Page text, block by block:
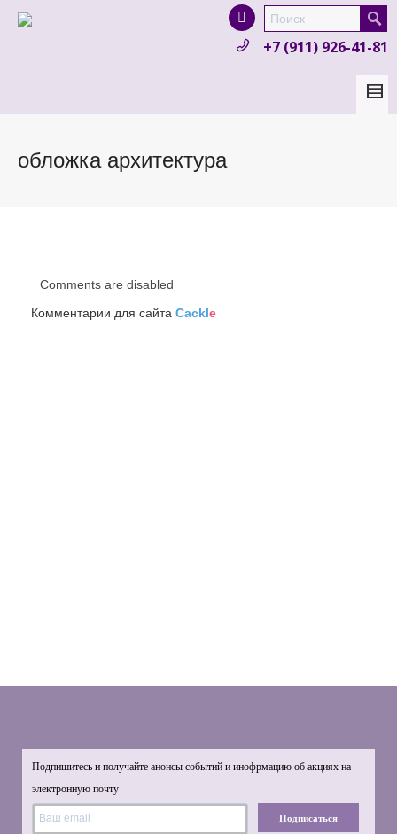
product in a size size .
colour items.
+7 (911) 926-41-81
обложка архитектура
Comments are disabled
Комментарии для сайта Cackle
Подпишитесь и получайте анонсы событий и инофрмацию об акциях на
электронную почту
Подписаться